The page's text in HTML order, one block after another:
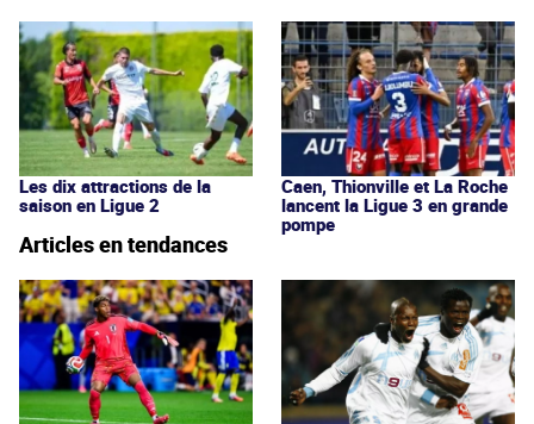
Les dix attractions de la
saison en Ligue 2
Caen, Thionville et La Roche
lancent la Ligue 3 en grande
pompe
Articles en tendances